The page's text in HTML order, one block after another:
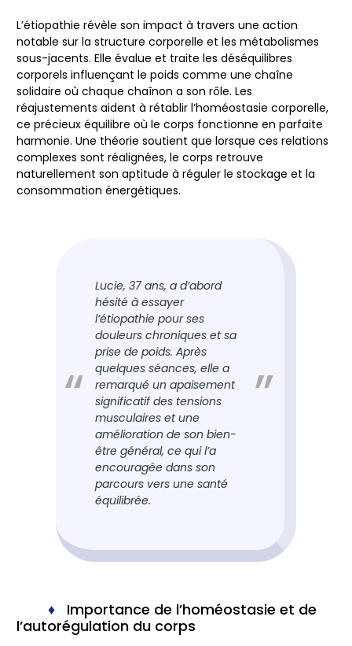
L’étiopathie révèle son impact à travers une action
notable sur la structure corporelle et les métabolismes
sous-jacents. Elle évalue et traite les déséquilibres
corporels influençant le poids comme une chaîne
solidaire où chaque chaînon a son rôle. Les
réajustements aident à rétablir l’homéostasie corporelle,
ce précieux équilibre où le corps fonctionne en parfaite
harmonie. Une théorie soutient que lorsque ces relations
complexes sont réalignées, le corps retrouve
naturellement son aptitude à réguler le stockage et la
consommation énergétiques.
Lucie, 37 ans, a d’abord
hésité à essayer
l’étiopathie pour ses
douleurs chroniques et sa
prise de poids. Après
quelques séances, elle a
remarqué un apaisement
significatif des tensions
musculaires et une
amélioration de son bien-
être général, ce qui l’a
encouragée dans son
parcours vers une santé
équilibrée.
Importance de l’homéostasie et de
l’autorégulation du corps